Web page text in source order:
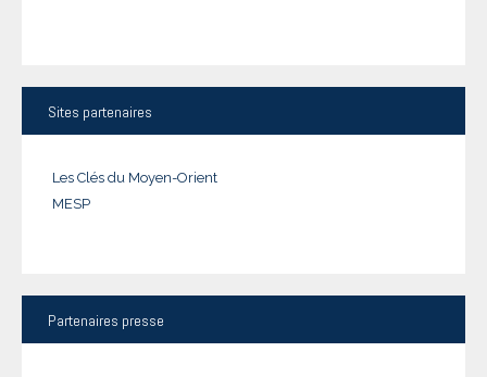
Sites partenaires
Les Clés du Moyen-Orient
MESP
Partenaires presse